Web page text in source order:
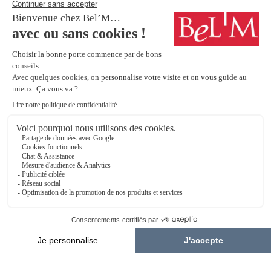
Le mixte (Alu/Bois)
Chaque matériau offre des caractéristiques
uniques pour répondre à vos besoins
spécifiques.